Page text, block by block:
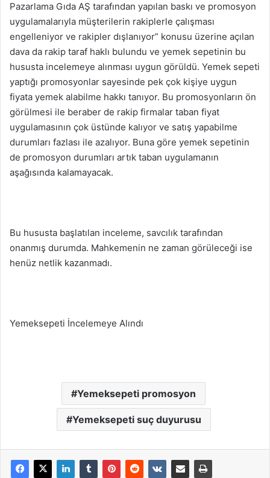
Pazarlama Gıda AŞ tarafından yapılan baskı ve promosyon
uygulamalarıyla müşterilerin rakiplerle çalışması
engelleniyor ve rakipler dışlanıyor” konusu üzerine açılan
dava da rakip taraf haklı bulundu ve yemek sepetinin bu
hususta incelemeye alınması uygun görüldü. Yemek sepeti
yaptığı promosyonlar sayesinde pek çok kişiye uygun
fiyata yemek alabilme hakkı tanıyor. Bu promosyonların ön
görülmesi ile beraber de rakip firmalar taban fiyat
uygulamasının çok üstünde kalıyor ve satış yapabilme
durumları fazlası ile azalıyor. Buna göre yemek sepetinin
de promosyon durumları artık taban uygulamanın
aşağısında kalamayacak.
Bu hususta başlatılan inceleme, savcılık tarafından
onanmış durumda. Mahkemenin ne zaman görüleceği ise
henüz netlik kazanmadı.
Yemeksepeti İncelemeye Alındı
Yemeksepeti promosyon
Yemeksepeti suç duyurusu